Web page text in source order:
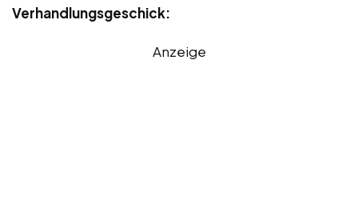
Verhandlungsgeschick:
Anzeige